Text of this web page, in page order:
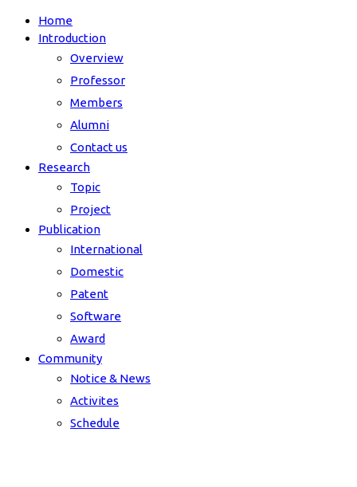
Home
Introduction
Overview
Professor
Members
Alumni
Contact us
Research
Topic
Project
Publication
International
Domestic
Patent
Software
Award
Community
Notice & News
Activites
Schedule